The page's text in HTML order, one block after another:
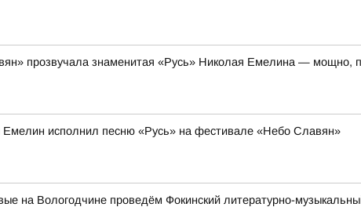
прозвучала знаменитая «Русь» Николая Емелина — мощно,
Емелин исполнил песню «Русь» на фестивале «Небо Славян»
на Вологодчине проведём Фокинский литературно-